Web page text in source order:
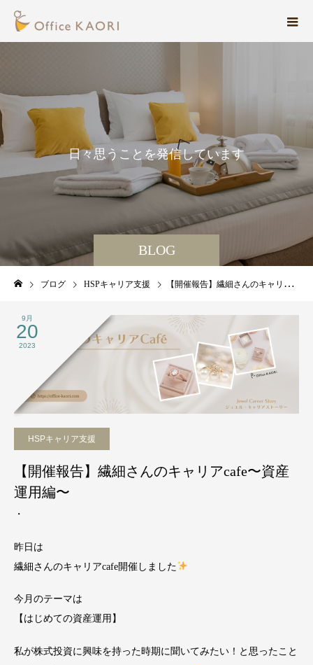
BLOG
日々思うことを発信しています。
ブログ HSPキャリア支援 【開催報告】繊細さんのキャリアcafe〜資産運用編〜
9月
20
2023
HSPキャリア支援
【開催報告】繊細さんのキャリアcafe〜資産
運用編〜
・
昨日は
繊細さんのキャリアcafe開催しました
今月のテーマは
【はじめての資産運用】
私が株式投資に興味を持った時期に聞いてみたい！と思ったこと